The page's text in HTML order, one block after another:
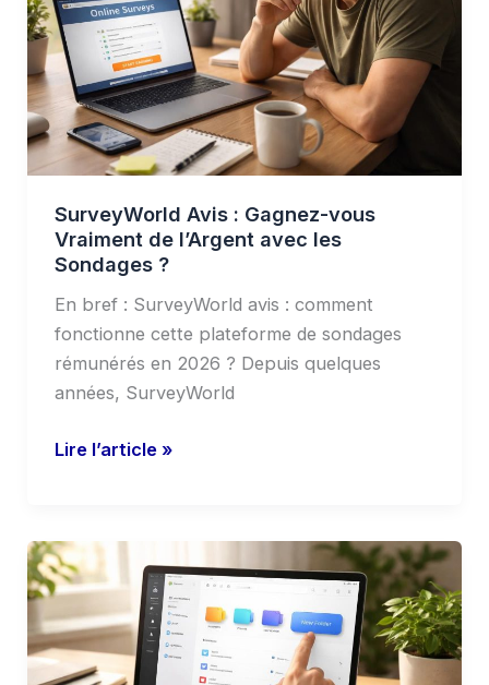
SurveyWorld Avis : Gagnez-vous
Vraiment de l’Argent avec les
Sondages ?
En bref : SurveyWorld avis : comment
fonctionne cette plateforme de sondages
rémunérés en 2026 ? Depuis quelques
années, SurveyWorld
vous
Vraiment
de
l’Argent
avec
?
Lire l’article »
Comment
créer
un
dossier
sur